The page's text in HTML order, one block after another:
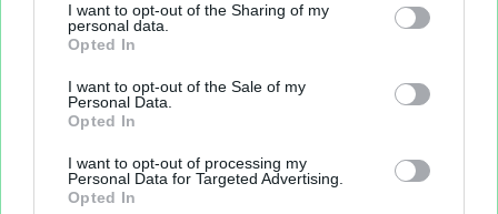
I want to opt-out of the Sharing of my
personal data.
Opted In
I want to opt-out of the Sale of my
Personal Data.
Opted In
I want to opt-out of processing my
Personal Data for Targeted Advertising.
Opted In
Partager le fichier